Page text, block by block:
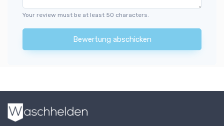
Your review must be at least 50 characters.
Bewertung abschicken